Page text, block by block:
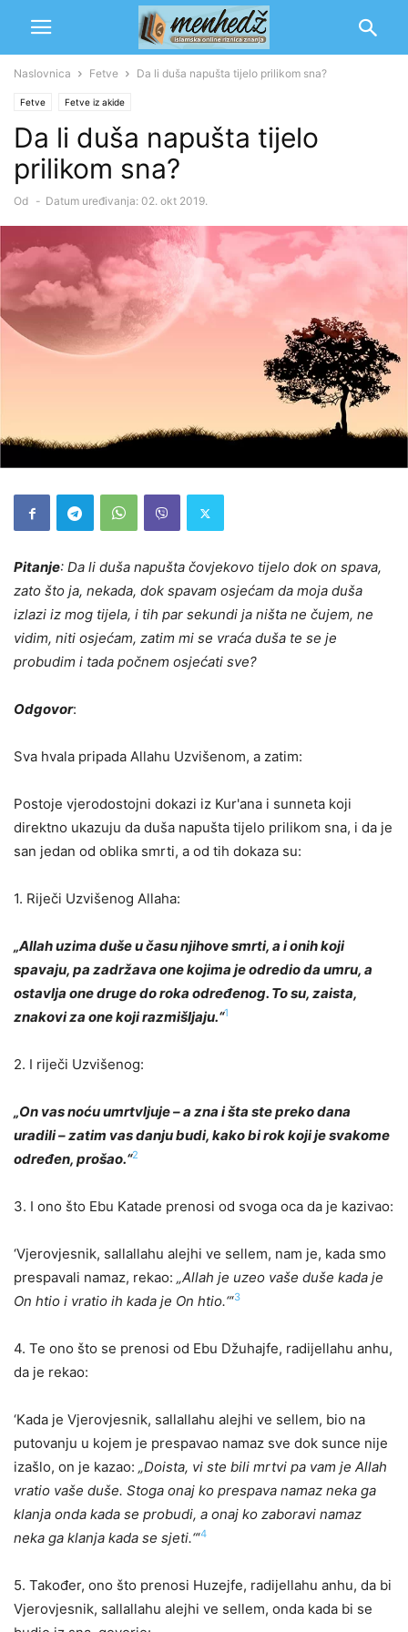
Naslovnica Fetve Da li duša napušta tijelo prilikom sna?
Fetve Fetve iz akide
Da li duša napušta tijelo
prilikom sna?
Od - Datum uređivanja: 02. okt 2019.
Pitanje: Da li duša napušta čovjekovo tijelo dok on spava,
zato što ja, nekada, dok spavam osjećam da moja duša
izlazi iz mog tijela, i tih par sekundi ja ništa ne čujem, ne
vidim, niti osjećam, zatim mi se vraća duša te se je
probudim i tada počnem osjećati sve?
Odgovor:
Sva hvala pripada Allahu Uzvišenom, a zatim:
Postoje vjerodostojni dokazi iz Kur'ana i sunneta koji
direktno ukazuju da duša napušta tijelo prilikom sna, i da je
san jedan od oblika smrti, a od tih dokaza su:
1. Riječi Uzvišenog Allaha:
„Allah uzima duše u času njihove smrti, a i onih koji
spavaju, pa zadržava one kojima je odredio da umru, a
ostavlja one druge do roka određenog. To su, zaista,
znakovi za one koji razmišljaju.“1
2. I riječi Uzvišenog:
„On vas noću umrtvljuje – a zna i šta ste preko dana
uradili – zatim vas danju budi, kako bi rok koji je svakome
određen, prošao.“2
3. I ono što Ebu Katade prenosi od svoga oca da je kazivao:
‘Vjerovjesnik, sallallahu alejhi ve sellem, nam je, kada smo
prespavali namaz, rekao: „Allah je uzeo vaše duše kada je
On htio i vratio ih kada je On htio.“‘3
4. Te ono što se prenosi od Ebu Džuhajfe, radijellahu anhu,
da je rekao:
‘Kada je Vjerovjesnik, sallallahu alejhi ve sellem, bio na
putovanju u kojem je prespavao namaz sve dok sunce nije
izašlo, on je kazao: „Doista, vi ste bili mrtvi pa vam je Allah
vratio vaše duše. Stoga onaj ko prespava namaz neka ga
klanja onda kada se probudi, a onaj ko zaboravi namaz
neka ga klanja kada se sjeti.“‘4
5. Također, ono što prenosi Huzejfe, radijellahu anhu, da bi
Vjerovjesnik, sallallahu alejhi ve sellem, onda kada bi se